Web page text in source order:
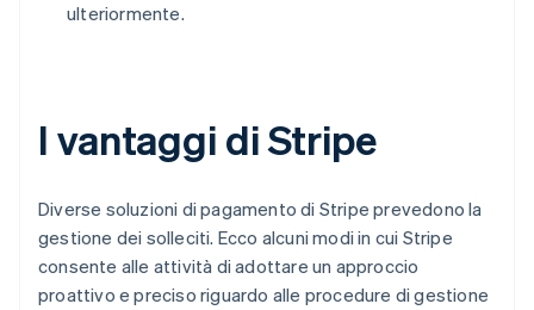
ulteriormente.
I vantaggi di Stripe
Diverse soluzioni di pagamento di Stripe prevedono la
gestione dei solleciti. Ecco alcuni modi in cui Stripe
consente alle attività di adottare un approccio
proattivo e preciso riguardo alle procedure di gestione